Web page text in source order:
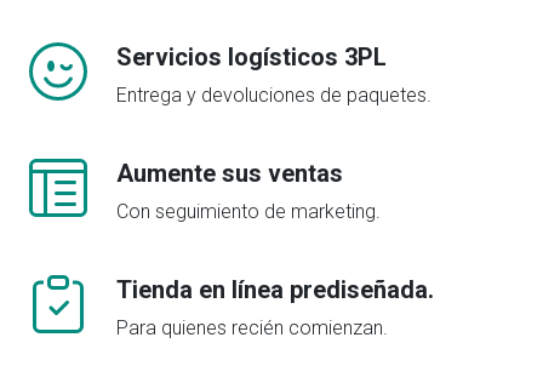
Servicios logísticos 3PL
Entrega y devoluciones de paquetes.
Aumente sus ventas
Con seguimiento de marketing.
Tienda en línea prediseñada.
Para quienes recién comienzan.